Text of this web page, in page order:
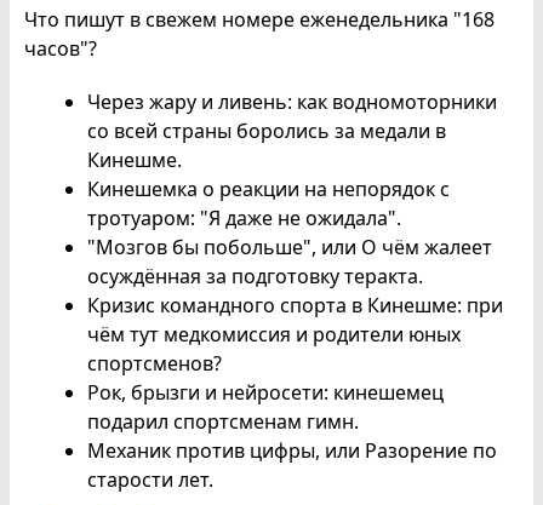
Что пишут в свежем номере еженедельника "168
часов"?
Через жару и ливень: как водномоторники
со всей страны боролись за медали в
Кинешме.
Кинешемка о реакции на непорядок с
тротуаром: "Я даже не ожидала".
"Мозгов бы побольше", или О чём жалеет
осуждённая за подготовку теракта.
Кризис командного спорта в Кинешме: при
чём тут медкомиссия и родители юных
спортсменов?
Рок, брызги и нейросети: кинешемец
подарил спортсменам гимн.
Механик против цифры, или Разорение по
старости лет.